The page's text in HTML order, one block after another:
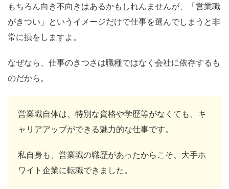
もちろん向き不向きはあるかもしれんませんが、「営業職
がきつい」というイメージだけで仕事を選んでしまうと非
常に損をしますよ。
なぜなら、仕事のきつさは職種ではなく会社に依存するも
のだから。
営業職自体は、特別な資格や学歴等がなくても、キ
ャリアアップができる魅力的な仕事です。
私自身も、営業職の職歴があったからこそ、大手ホ
ワイト企業に転職できました。